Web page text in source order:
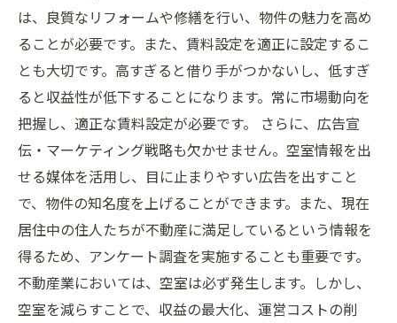
は、良質なリフォームや修繕を行い、物件の魅力を高め
ることが必要です。また、賃料設定を適正に設定するこ
とも大切です。高すぎると借り手がつかないし、低すぎ
ると収益性が低下することになります。常に市場動向を
把握し、適正な賃料設定が必要です。 さらに、広告宣
伝・マーケティング戦略も欠かせません。空室情報を出
せる媒体を活用し、目に止まりやすい広告を出すこと
で、物件の知名度を上げることができます。また、現在
居住中の住人たちが不動産に満足しているという情報を
得るため、アンケート調査を実施することも重要です。
不動産業においては、空室は必ず発生します。しかし、
空室を減らすことで、収益の最大化、運営コストの削